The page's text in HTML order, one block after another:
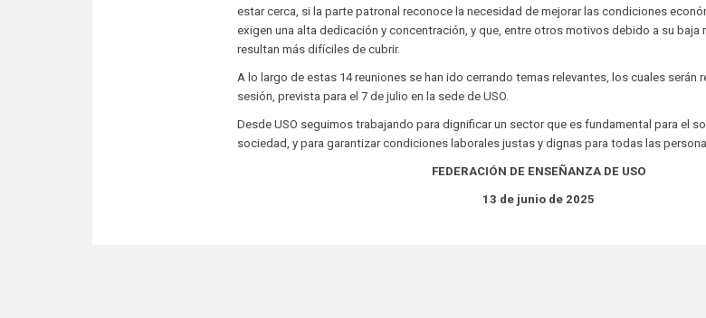
estar cerca, si la parte patronal reconoce la necesidad de mejorar las condiciones
exigen una alta dedicación y concentración, y que, entre otros motivos debido a su baja
resultan más difíciles de cubrir.
A lo largo de estas 14 reuniones se han ido cerrando temas relevantes, los cuales serán
sesión, prevista para el 7 de julio en la sede de USO.
Desde USO seguimos trabajando para dignificar un sector que es fundamental para el
sociedad, y para garantizar condiciones laborales justas y dignas para todas las
FEDERACIÓN DE ENSEÑANZA DE USO
13 de junio de 2025